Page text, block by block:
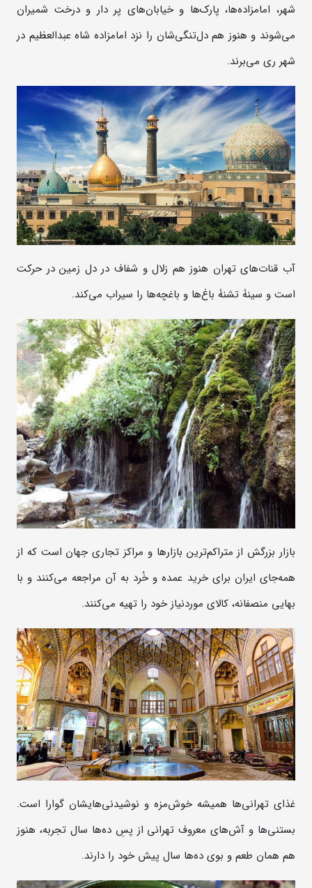
شهر، امامزاده‌ها، پارک‌ها و خیابان‌های پر دار و درخت شمیران
می‌شوند و هنوز هم دل‌تنگی‌شان را نزد امامزاده شاه عبدالعظیم در
شهر ری می‌برند.
آب قنات‌های تهران هنوز هم زلال و شفاف در دل زمین در حرکت
است و سینۀ تشنۀ باغ‌ها و باغچه‌ها را سیراب می‌کند.
بازار بزرگش از متراکم‌ترین بازارها و مراکز تجاری جهان است که از
همه‌جای ایران برای خرید عمده و خُرد به آن مراجعه می‌کنند و با
بهایی منصفانه، کالای موردنیاز خود را تهیه می‌کنند.
غذای تهرانی‌ها همیشه خوش‌مزه و نوشیدنی‌هایشان گوارا است.
بستنی‌ها و آش‌های معروف تهرانی از پسِ ده‌ها سال تجربه، هنوز
هم همان طعم و بوی ده‌ها سال پیش خود را دارند.